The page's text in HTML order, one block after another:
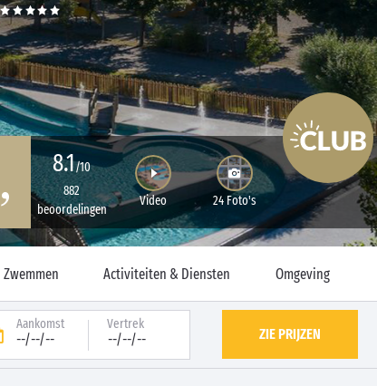
8.1/10
882
beoordelingen
Video 24 Foto's
Zwemmen Activiteiten & Diensten Omgeving
Aankomst
--/--/--
Vertrek
--/--/-- ZIE PRIJZEN